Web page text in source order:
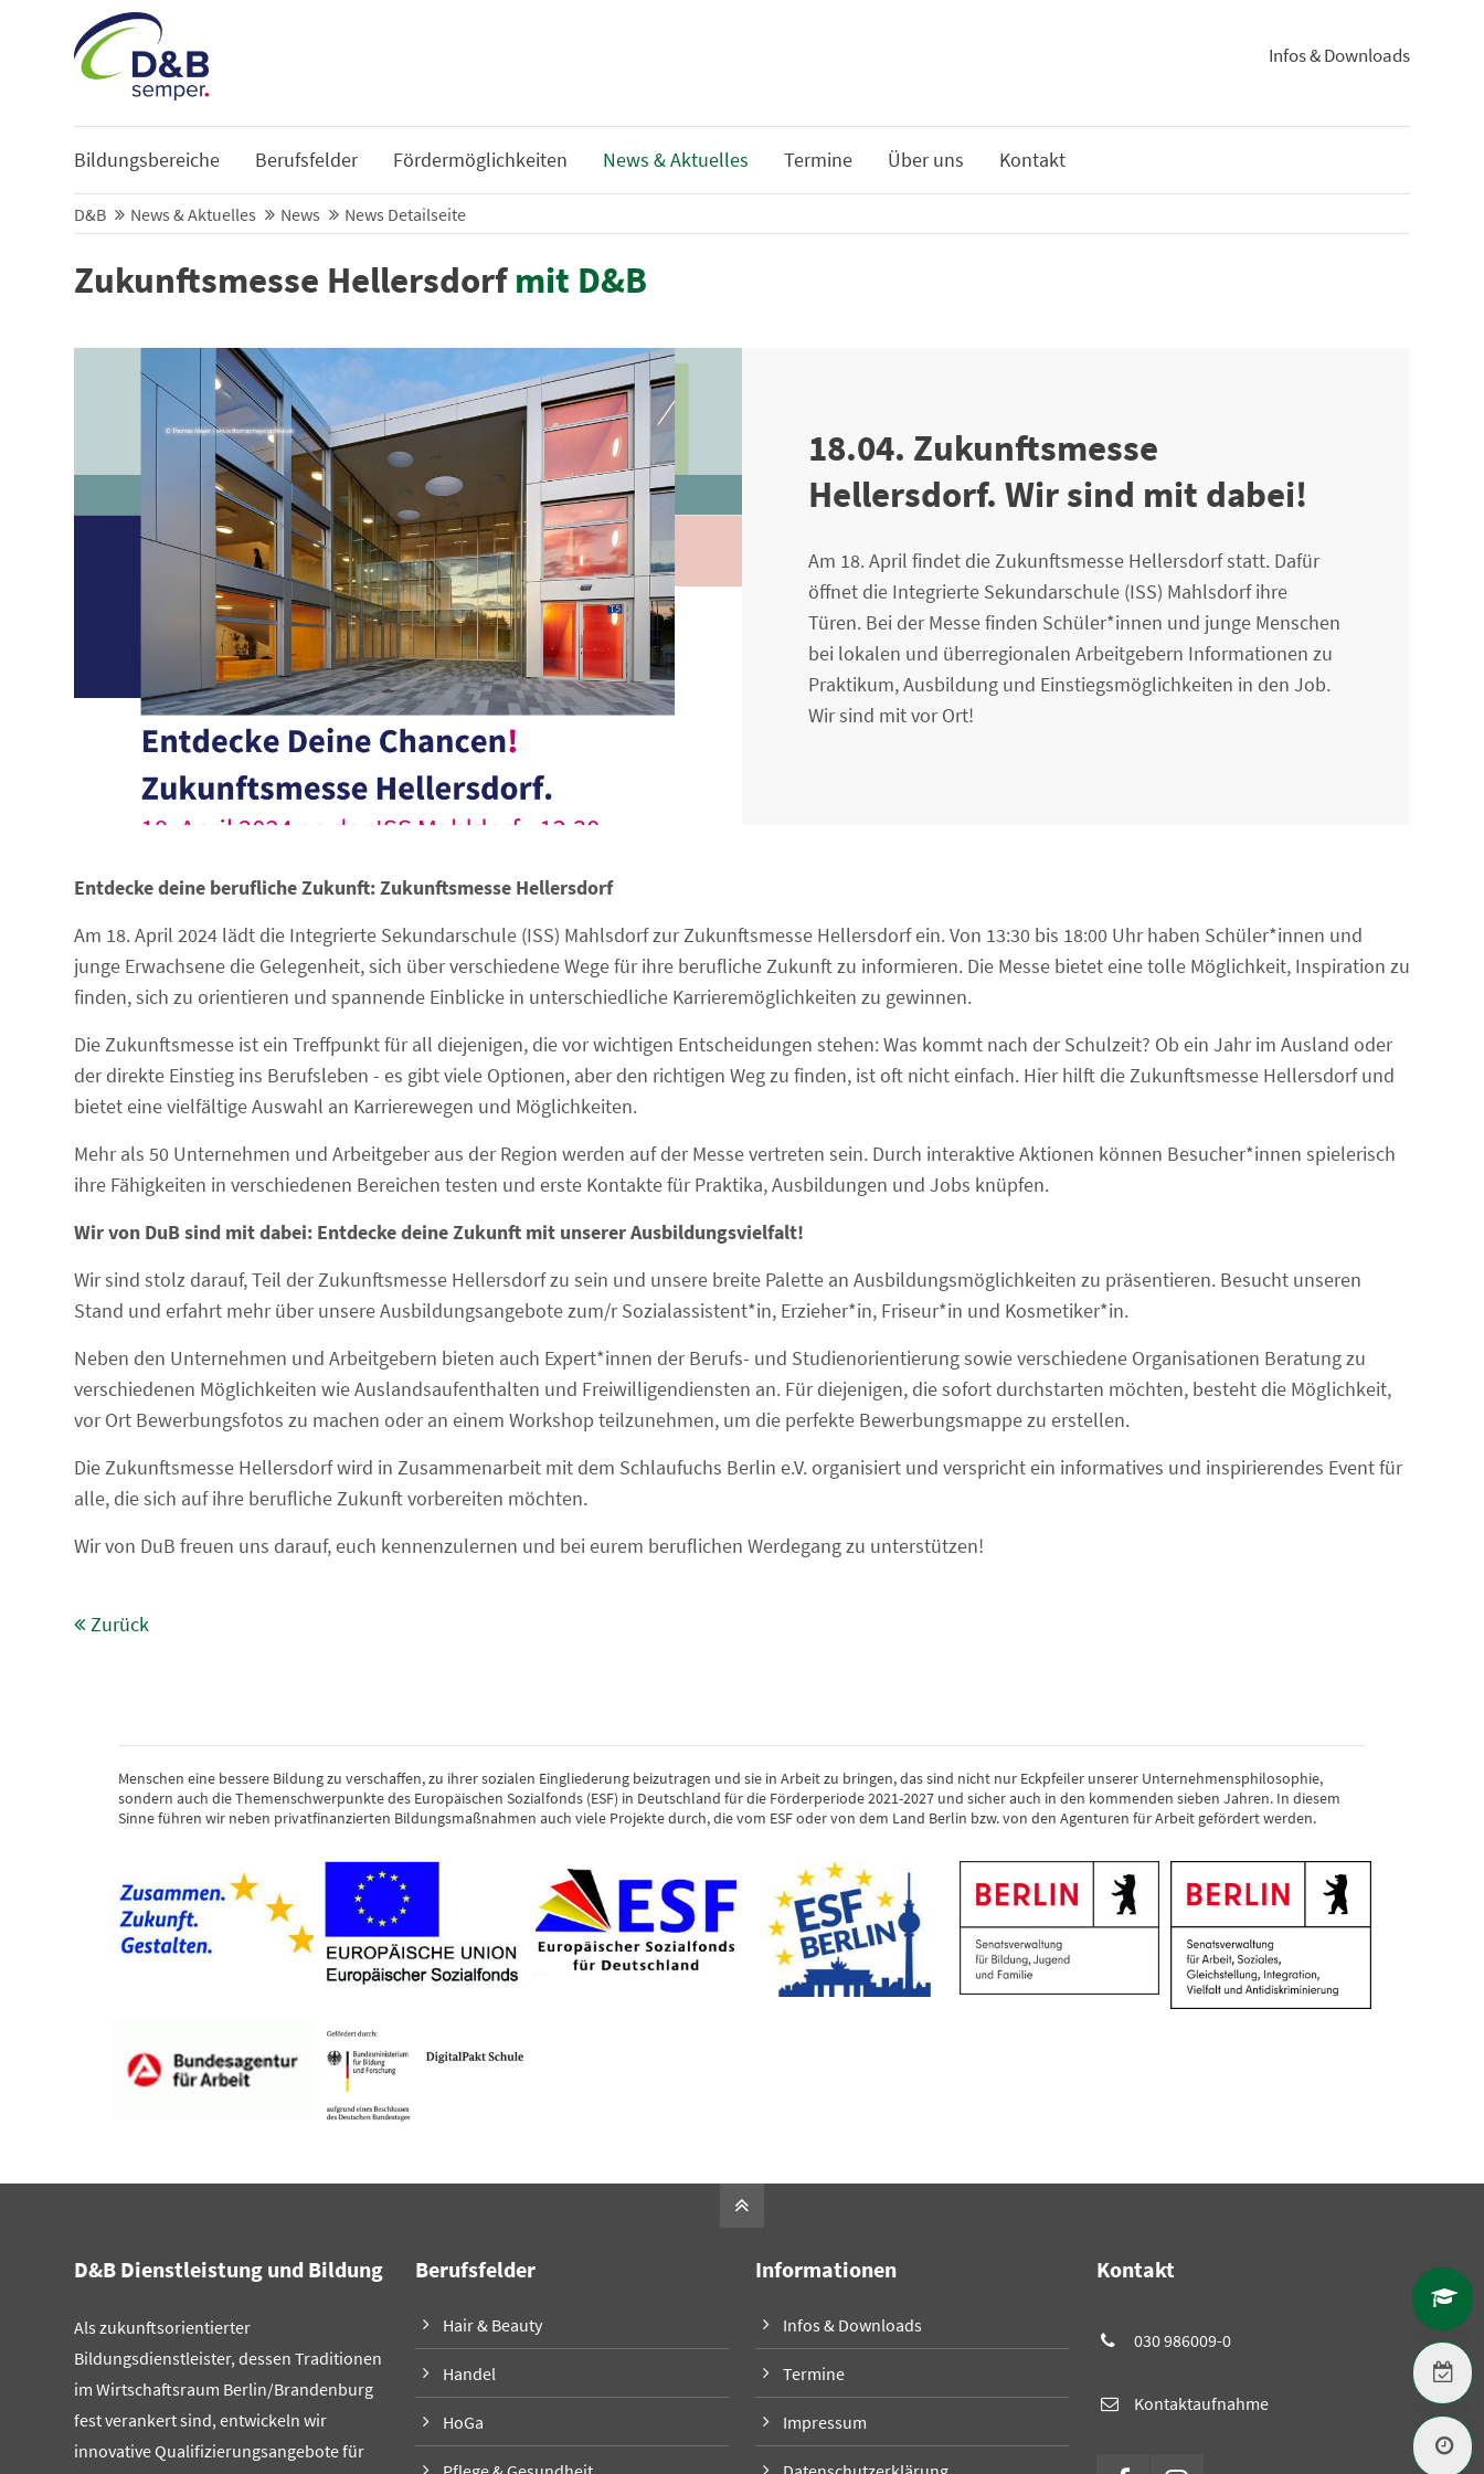
Bildungsbereiche Berufsfelder Fördermöglichkeiten News & Aktuelles Termine Über uns Kontakt
Infos & Downloads
D&B News & Aktuelles News News Detailseite
Zukunftsmesse Hellersdorfmit D&B
18.04. Zukunftsmesse
Hellersdorf. Wir sind mit dabei!
Am 18. April findet die Zukunftsmesse Hellersdorf statt. Dafür
öffnet die Integrierte Sekundarschule (ISS) Mahlsdorf ihre
Türen. Bei der Messe finden Schüler*innen und junge Menschen
bei lokalen und überregionalen Arbeitgebern Informationen zu
Praktikum, Ausbildung und Einstiegsmöglichkeiten in den Job.
Wir sind mit vor Ort!
Entdecke deine berufliche Zukunft: Zukunftsmesse Hellersdorf
Am 18. April 2024 lädt die Integrierte Sekundarschule (ISS) Mahlsdorf zur Zukunftsmesse Hellersdorf ein. Von 13:30 bis 18:00 Uhr haben Schüler*innen und
junge Erwachsene die Gelegenheit, sich über verschiedene Wege für ihre berufliche Zukunft zu informieren. Die Messe bietet eine tolle Möglichkeit, Inspiration zu
finden, sich zu orientieren und spannende Einblicke in unterschiedliche Karrieremöglichkeiten zu gewinnen.
Die Zukunftsmesse ist ein Treffpunkt für all diejenigen, die vor wichtigen Entscheidungen stehen: Was kommt nach der Schulzeit? Ob ein Jahr im Ausland oder
der direkte Einstieg ins Berufsleben - es gibt viele Optionen, aber den richtigen Weg zu finden, ist oft nicht einfach. Hier hilft die Zukunftsmesse Hellersdorf und
bietet eine vielfältige Auswahl an Karrierewegen und Möglichkeiten.
Mehr als 50 Unternehmen und Arbeitgeber aus der Region werden auf der Messe vertreten sein. Durch interaktive Aktionen können Besucher*innen spielerisch
ihre Fähigkeiten in verschiedenen Bereichen testen und erste Kontakte für Praktika, Ausbildungen und Jobs knüpfen.
Wir von DuB sind mit dabei: Entdecke deine Zukunft mit unserer Ausbildungsvielfalt!
Wir sind stolz darauf, Teil der Zukunftsmesse Hellersdorf zu sein und unsere breite Palette an Ausbildungsmöglichkeiten zu präsentieren. Besucht unseren
Stand und erfahrt mehr über unsere Ausbildungsangebote zum/r Sozialassistent*in, Erzieher*in, Friseur*in und Kosmetiker*in.
Neben den Unternehmen und Arbeitgebern bieten auch Expert*innen der Berufs- und Studienorientierung sowie verschiedene Organisationen Beratung zu
verschiedenen Möglichkeiten wie Auslandsaufenthalten und Freiwilligendiensten an. Für diejenigen, die sofort durchstarten möchten, besteht die Möglichkeit,
vor Ort Bewerbungsfotos zu machen oder an einem Workshop teilzunehmen, um die perfekte Bewerbungsmappe zu erstellen.
Die Zukunftsmesse Hellersdorf wird in Zusammenarbeit mit dem Schlaufuchs Berlin e.V. organisiert und verspricht ein informatives und inspirierendes Event für
alle, die sich auf ihre berufliche Zukunft vorbereiten möchten.
Wir von DuB freuen uns darauf, euch kennenzulernen und bei eurem beruflichen Werdegang zu unterstützen!
Zurück
Menschen eine bessere Bildung zu verschaffen, zu ihrer sozialen Eingliederung beizutragen und sie in Arbeit zu bringen, das sind nicht nur Eckpfeiler unserer Unternehmensphilosophie,
sondern auch die Themenschwerpunkte des Europäischen Sozialfonds (ESF) in Deutschland für die Förderperiode 2021-2027 und sicher auch in den kommenden sieben Jahren. In diesem
Sinne führen wir neben privatfinanzierten Bildungsmaßnahmen auch viele Projekte durch, die vom ESF oder von dem Land Berlin bzw. von den Agenturen für Arbeit gefördert werden.
D&B Dienstleistung und Bildung
Als zukunftsorientierter
Bildungsdienstleister, dessen Traditionen
im Wirtschaftsraum Berlin/Brandenburg
fest verankert sind, entwickeln wir
innovative Qualifizierungsangebote für
Berufsfelder
Hair & Beauty
Handel
HoGa
Informationen
Infos & Downloads
Termine
Impressum
Kontakt
030 986009-0
Kontaktaufnahme